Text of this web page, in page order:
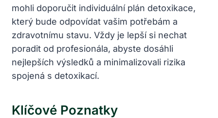
mohli doporučit individuální plán detoxikace,
který bude odpovídat vašim potřebám a
zdravotnímu stavu. Vždy je lepší si nechat
poradit od profesionála, abyste dosáhli
nejlepších výsledků a minimalizovali rizika
spojená s detoxikací.
Klíčové Poznatky